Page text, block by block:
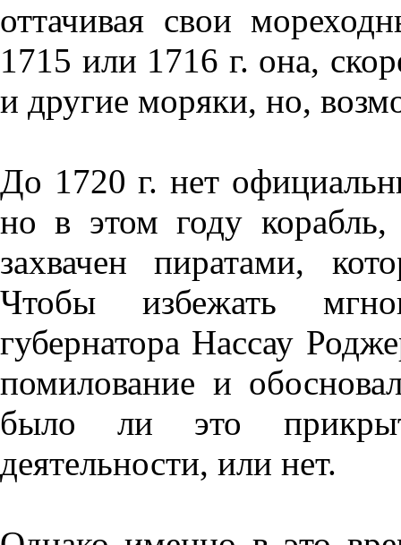
оттачивая свои
1715 или 1716 г. она,
и другие моряки, но,
До 1720 г. нет
но в этом году
захвачен пиратами,
Чтобы избежать
губернатора Нассау
помилование и
было ли это
деятельности, или нет.